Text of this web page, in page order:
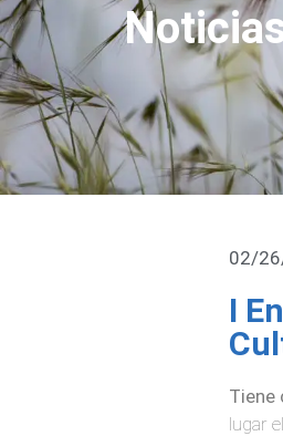
02/
I
Tiene
lugar